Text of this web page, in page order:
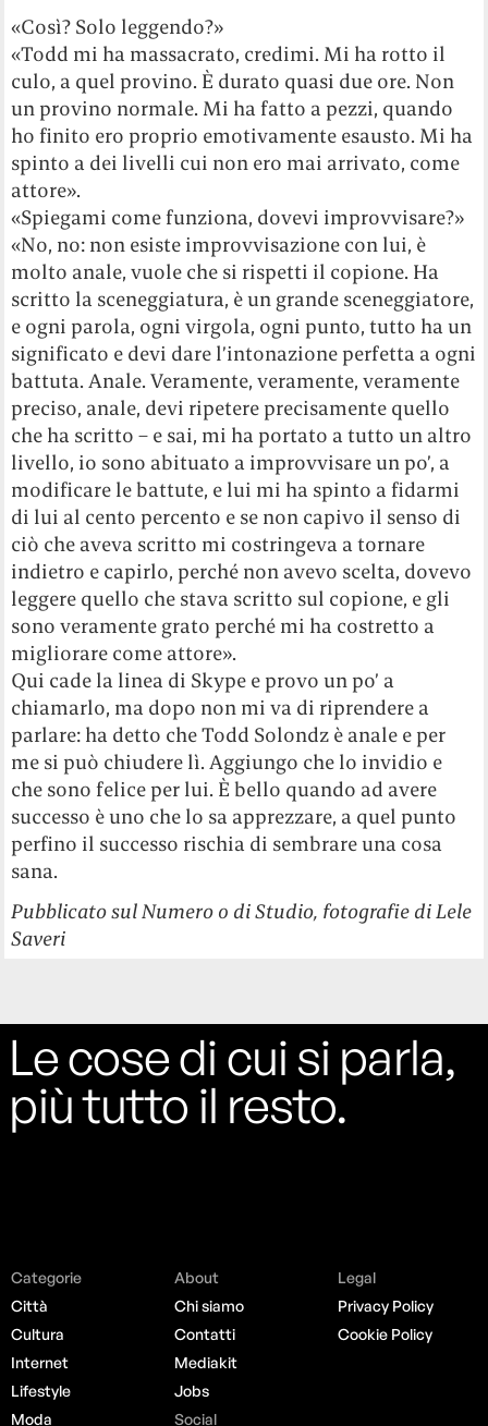
«Così? Solo leggendo?»
«Todd mi ha massacrato, credimi. Mi ha rotto il
culo, a quel provino. È durato quasi due ore. Non
un provino normale. Mi ha fatto a pezzi, quando
ho finito ero proprio emotivamente esausto. Mi ha
spinto a dei livelli cui non ero mai arrivato, come
attore».
«Spiegami come funziona, dovevi improvvisare?»
«No, no: non esiste improvvisazione con lui, è
molto anale, vuole che si rispetti il copione. Ha
scritto la sceneggiatura, è un grande sceneggiatore,
e ogni parola, ogni virgola, ogni punto, tutto ha un
significato e devi dare l’intonazione perfetta a ogni
battuta. Anale. Veramente, veramente, veramente
preciso, anale, devi ripetere precisamente quello
che ha scritto – e sai, mi ha portato a tutto un altro
livello, io sono abituato a improvvisare un po’, a
modificare le battute, e lui mi ha spinto a fidarmi
di lui al cento percento e se non capivo il senso di
ciò che aveva scritto mi costringeva a tornare
indietro e capirlo, perché non avevo scelta, dovevo
leggere quello che stava scritto sul copione, e gli
sono veramente grato perché mi ha costretto a
migliorare come attore».
Qui cade la linea di Skype e provo un po’ a
chiamarlo, ma dopo non mi va di riprendere a
parlare: ha detto che Todd Solondz è anale e per
me si può chiudere lì. Aggiungo che lo invidio e
che sono felice per lui. È bello quando ad avere
successo è uno che lo sa apprezzare, a quel punto
perfino il successo rischia di sembrare una cosa
sana.
Pubblicato sul Numero 0 di Studio, fotografie di Lele
Saveri
Le cose di cui si parla,
più tutto il resto.
Categorie
Città
Cultura
Internet
Lifestyle
Moda
About
Chi siamo
Contatti
Mediakit
Jobs
Social
Legal
Privacy Policy
Cookie Policy